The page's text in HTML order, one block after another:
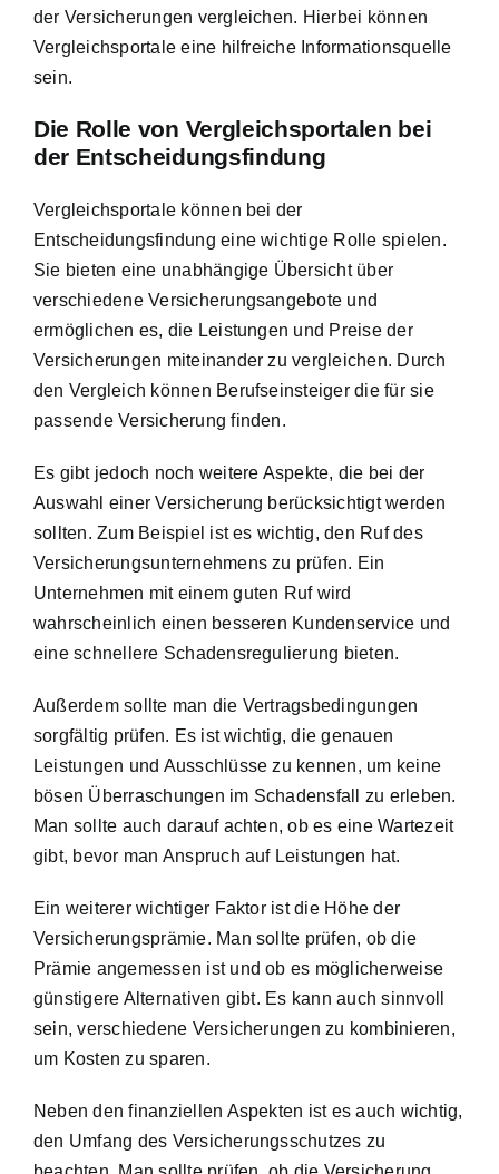
der Versicherungen vergleichen. Hierbei können
Vergleichsportale eine hilfreiche Informationsquelle
sein.
Die Rolle von Vergleichsportalen bei
der Entscheidungsfindung
Vergleichsportale können bei der
Entscheidungsfindung eine wichtige Rolle spielen.
Sie bieten eine unabhängige Übersicht über
verschiedene Versicherungsangebote und
ermöglichen es, die Leistungen und Preise der
Versicherungen miteinander zu vergleichen. Durch
den Vergleich können Berufseinsteiger die für sie
passende Versicherung finden.
Es gibt jedoch noch weitere Aspekte, die bei der
Auswahl einer Versicherung berücksichtigt werden
sollten. Zum Beispiel ist es wichtig, den Ruf des
Versicherungsunternehmens zu prüfen. Ein
Unternehmen mit einem guten Ruf wird
wahrscheinlich einen besseren Kundenservice und
eine schnellere Schadensregulierung bieten.
Außerdem sollte man die Vertragsbedingungen
sorgfältig prüfen. Es ist wichtig, die genauen
Leistungen und Ausschlüsse zu kennen, um keine
bösen Überraschungen im Schadensfall zu erleben.
Man sollte auch darauf achten, ob es eine Wartezeit
gibt, bevor man Anspruch auf Leistungen hat.
Ein weiterer wichtiger Faktor ist die Höhe der
Versicherungsprämie. Man sollte prüfen, ob die
Prämie angemessen ist und ob es möglicherweise
günstigere Alternativen gibt. Es kann auch sinnvoll
sein, verschiedene Versicherungen zu kombinieren,
um Kosten zu sparen.
Neben den finanziellen Aspekten ist es auch wichtig,
den Umfang des Versicherungsschutzes zu